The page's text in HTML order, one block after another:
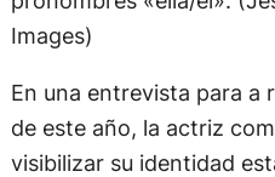
Images)
En una entrevista para a
de este año, la actriz
visibilizar su identidad